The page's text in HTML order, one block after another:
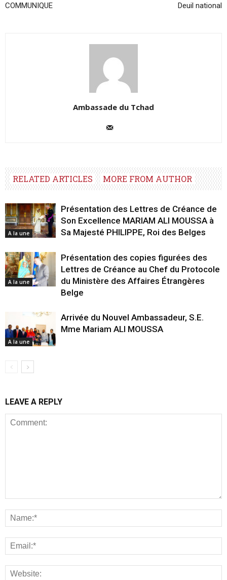
COMMUNIQUE Deuil national
Ambassade du Tchad
RELATED ARTICLES MORE FROM AUTHOR
A la une
Présentation des Lettres de Créance de
Son Excellence MARIAM ALI MOUSSA à
Sa Majesté PHILIPPE, Roi des Belges
A la une
Présentation des copies figurées des
Lettres de Créance au Chef du Protocole
du Ministère des Affaires Étrangères
Belge
A la une
Arrivée du Nouvel Ambassadeur, S.E.
Mme Mariam ALI MOUSSA
LEAVE A REPLY